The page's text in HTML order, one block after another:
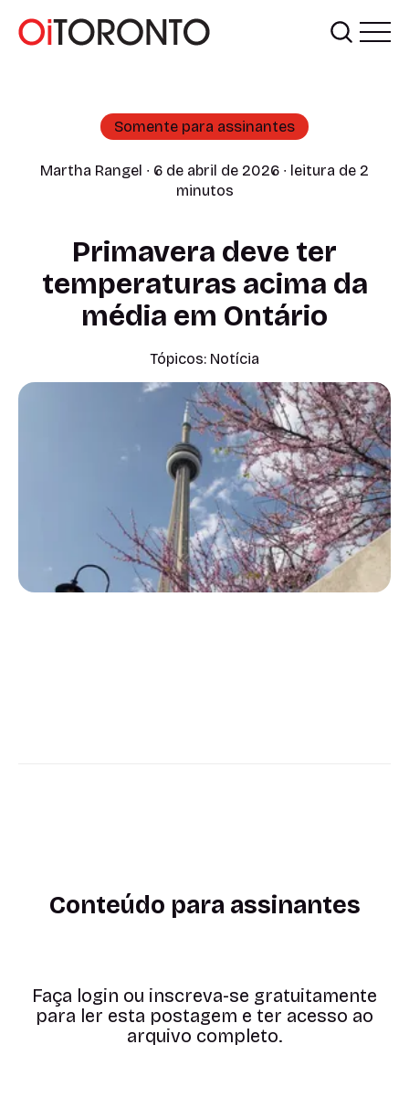
Somente para assinantes
Martha Rangel ∙ 6 de abril de 2026 ∙ leitura de 2
minutos
Primavera deve ter
temperaturas acima da
média em Ontário
Tópicos: Notícia
Conteúdo para assinantes
Faça login ou inscreva-se gratuitamente
para ler esta postagem e ter acesso ao
arquivo completo.